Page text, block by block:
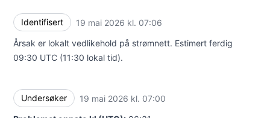
Identifisert 19 mai 2026 kl. 07:06
Årsak er lokalt vedlikehold på strømnett. Estimert ferdig
09:30 UTC (11:30 lokal tid).
Undersøker 19 mai 2026 kl. 07:00